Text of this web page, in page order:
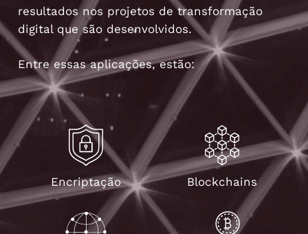
resultados nos projetos de transformação
digital que são desenvolvidos.
Entre essas aplicações, estão:
Encriptação Blockchains